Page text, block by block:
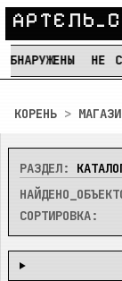
АРТЕЛЬ_С
НЕ
КОРЕНЬ >
РАЗДЕЛ:
СОРТИРОВКА: